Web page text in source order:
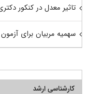
تاثیر معدل در کنکور
سهمیه مربیان برای
کارشناسی ارشد